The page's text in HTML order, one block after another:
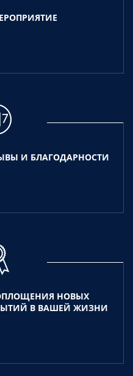
И БЛАГОДАРНОСТИ
НОВЫХ
В ВАШЕЙ ЖИЗНИ